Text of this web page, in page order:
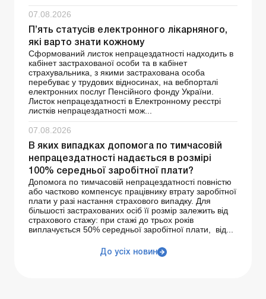
07.08.2026
П’ять статусів електронного лікарняного,
які варто знати кожному
Сформований листок непрацездатності надходить в
кабінет застрахованої особи та в кабінет
страхувальника, з якими застрахована особа
перебуває у трудових відносинах, на вебпорталі
електронних послуг Пенсійного фонду України.
Листок непрацездатності в Електронному реєстрі
листків непрацездатності мож...
07.08.2026
В яких випадках допомога по тимчасовій
непрацездатності надається в розмірі
100% середньої заробітної плати?
Допомога по тимчасовій непрацездатності повністю
або частково компенсує працівнику втрату заробітної
плати у разі настання страхового випадку. Для
більшості застрахованих осіб її розмір залежить від
страхового стажу: при стажі до трьох років
виплачується 50% середньої заробітної плати, від...
До усіх новин